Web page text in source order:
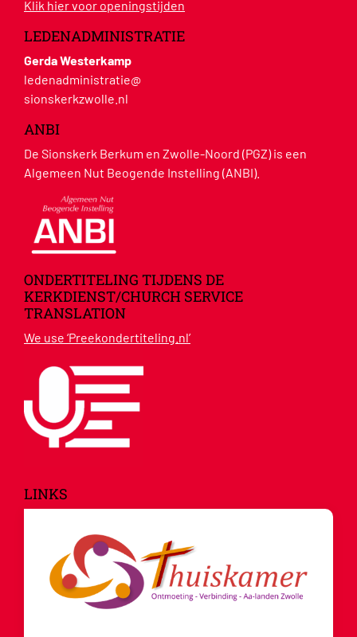
Klik hier voor openingstijden
LEDENADMINISTRATIE
Gerda Westerkamp
ledenadministratie@
sionskerkzwolle.nl
ANBI
De Sionskerk Berkum en Zwolle-Noord (PGZ) is een
Algemeen Nut Beogende Instelling (ANBI).
ONDERTITELING TIJDENS DE
KERKDIENST/CHURCH SERVICE
TRANSLATION
We use ‘Preekondertiteling.nl’
LINKS